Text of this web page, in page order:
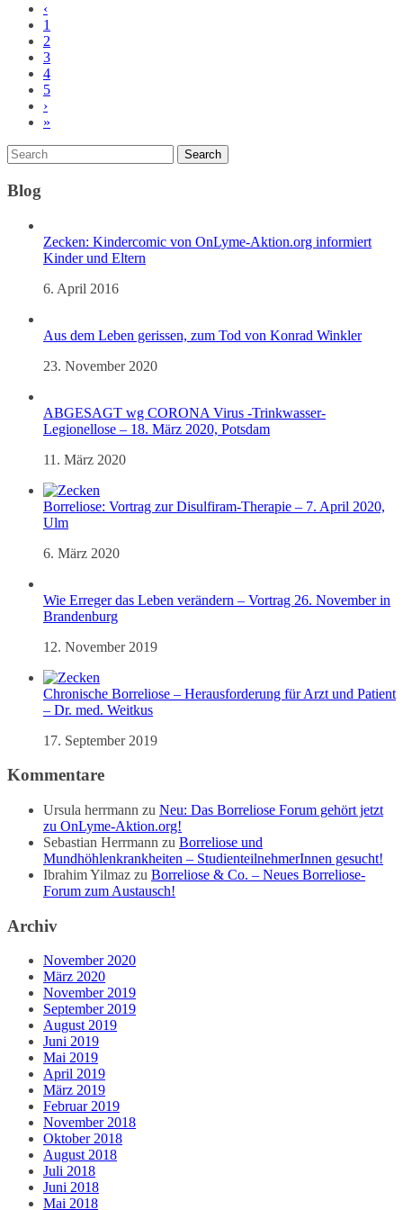
‹
1
2
3
4
5
›
»
Blog
Zecken: Kindercomic von OnLyme-Aktion.org informiert
Kinder und Eltern
6. April 2016
Aus dem Leben gerissen, zum Tod von Konrad Winkler
23. November 2020
ABGESAGT wg CORONA Virus -Trinkwasser-
Legionellose – 18. März 2020, Potsdam
11. März 2020
Borreliose: Vortrag zur Disulfiram-Therapie – 7. April 2020,
Ulm
6. März 2020
Wie Erreger das Leben verändern – Vortrag 26. November in
Brandenburg
12. November 2019
Chronische Borreliose – Herausforderung für Arzt und Patient
– Dr. med. Weitkus
17. September 2019
Kommentare
Ursula herrmann zu Neu: Das Borreliose Forum gehört jetzt
zu OnLyme-Aktion.org!
Sebastian Herrmann zu Borreliose und
Mundhöhlenkrankheiten – StudienteilnehmerInnen gesucht!
Ibrahim Yilmaz zu Borreliose & Co. – Neues Borreliose-
Forum zum Austausch!
Archiv
November 2020
März 2020
November 2019
September 2019
August 2019
Juni 2019
Mai 2019
April 2019
März 2019
Februar 2019
November 2018
Oktober 2018
August 2018
Juli 2018
Juni 2018
Mai 2018